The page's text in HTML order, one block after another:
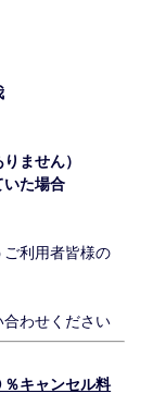
ません）
いた場合
利用者皆様の
わせください
％キャンセル料